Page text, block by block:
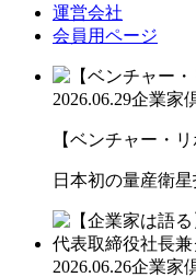
運営会社
会員用ページ
2026.06.29企業家
【ベンチャー・
日本初の量産衛
2026.06.26企業家